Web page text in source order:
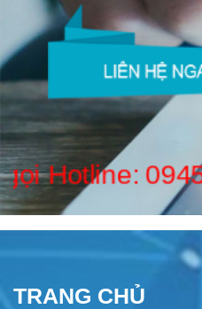
TRANG CHỦ